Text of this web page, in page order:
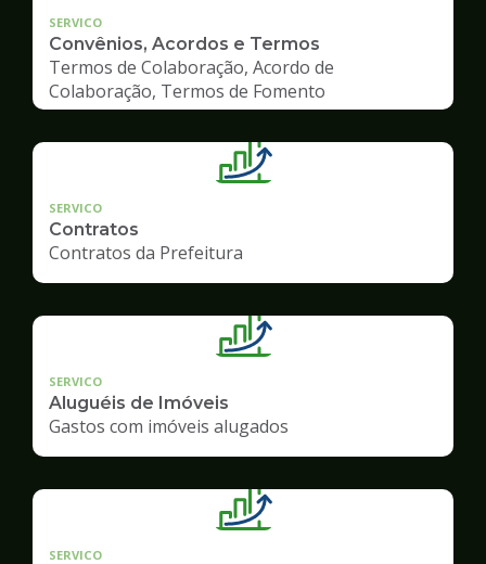
SERVICO
Convênios, Acordos e Termos
Termos de Colaboração, Acordo de
Colaboração, Termos de Fomento
SERVICO
Contratos
Contratos da Prefeitura
SERVICO
Aluguéis de Imóveis
Gastos com imóveis alugados
SERVICO